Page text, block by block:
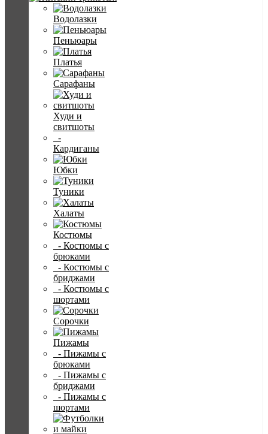
Водолазки
Пеньюары
Платья
Сарафаны
Худи и
свитшоты
-
Кардиганы
Юбки
Туники
Халаты
Костюмы
- Костюмы с
брюками
- Костюмы с
бриджами
- Костюмы с
шортами
Сорочки
Пижамы
- Пижамы с
брюками
- Пижамы с
бриджами
- Пижамы с
шортами